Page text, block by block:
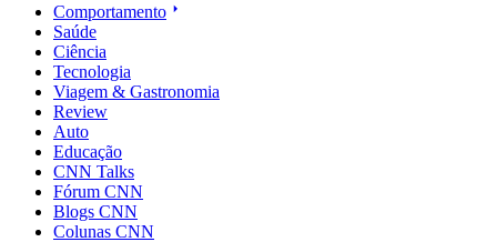
Comportamento
Saúde
Ciência
Tecnologia
Viagem & Gastronomia
Review
Auto
Educação
CNN Talks
Fórum CNN
Blogs CNN
Colunas CNN